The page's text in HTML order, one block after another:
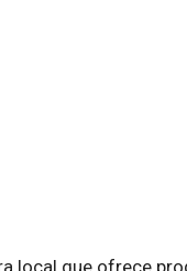
local que ofrece